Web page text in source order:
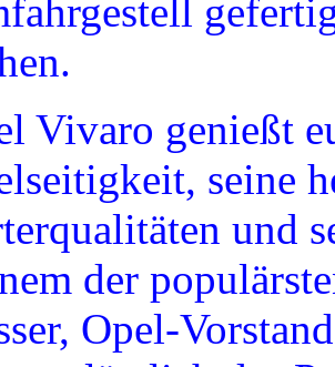
Vivaro genießt
seine
und
der
Opel-